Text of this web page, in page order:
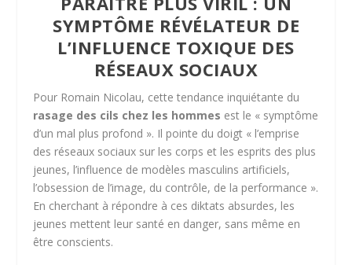
SYMPTÔME RÉVÉLATEUR DE
L’INFLUENCE TOXIQUE DES
RÉSEAUX SOCIAUX
Pour Romain Nicolau, cette tendance inquiétante du
rasage des cils chez les hommes est le « symptôme
d’un mal plus profond ». Il pointe du doigt « l’emprise
des réseaux sociaux sur les corps et les esprits des plus
jeunes, l’influence de modèles masculins artificiels,
l’obsession de l’image, du contrôle, de la performance ».
En cherchant à répondre à ces diktats absurdes, les
jeunes mettent leur santé en danger, sans même en
être conscients.